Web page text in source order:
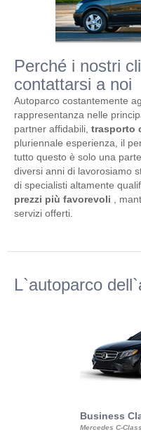
Perché i nostri
contattarsi a noi
Autoparco costantemente
rappresentanza nelle
partner affidabili, trasporto
pluriennale esperienza, il
tutto questo è solo una
diversi anni di lavorosiamo
di specialisti altamente
prezzi più favorevoli
,
servizi offerti.
L`autoparco
Business
Mercedes C-